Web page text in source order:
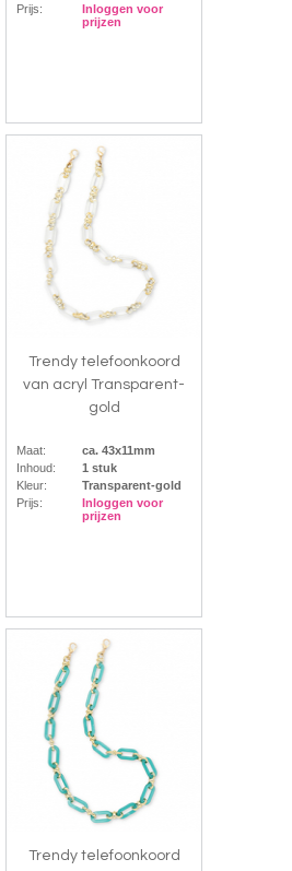
Prijs:
Inloggen voor
prijzen
Trendy telefoonkoord
van acryl Transparent-
gold
Maat:
ca. 43x11mm
Inhoud:
1 stuk
Kleur:
Transparent-gold
Prijs:
Inloggen voor
prijzen
Trendy telefoonkoord